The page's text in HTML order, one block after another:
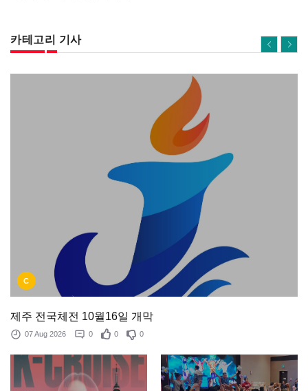
카테고리 기사
C
제주 전국체전 10월16일 개막
07 Aug 2026 0 0 0